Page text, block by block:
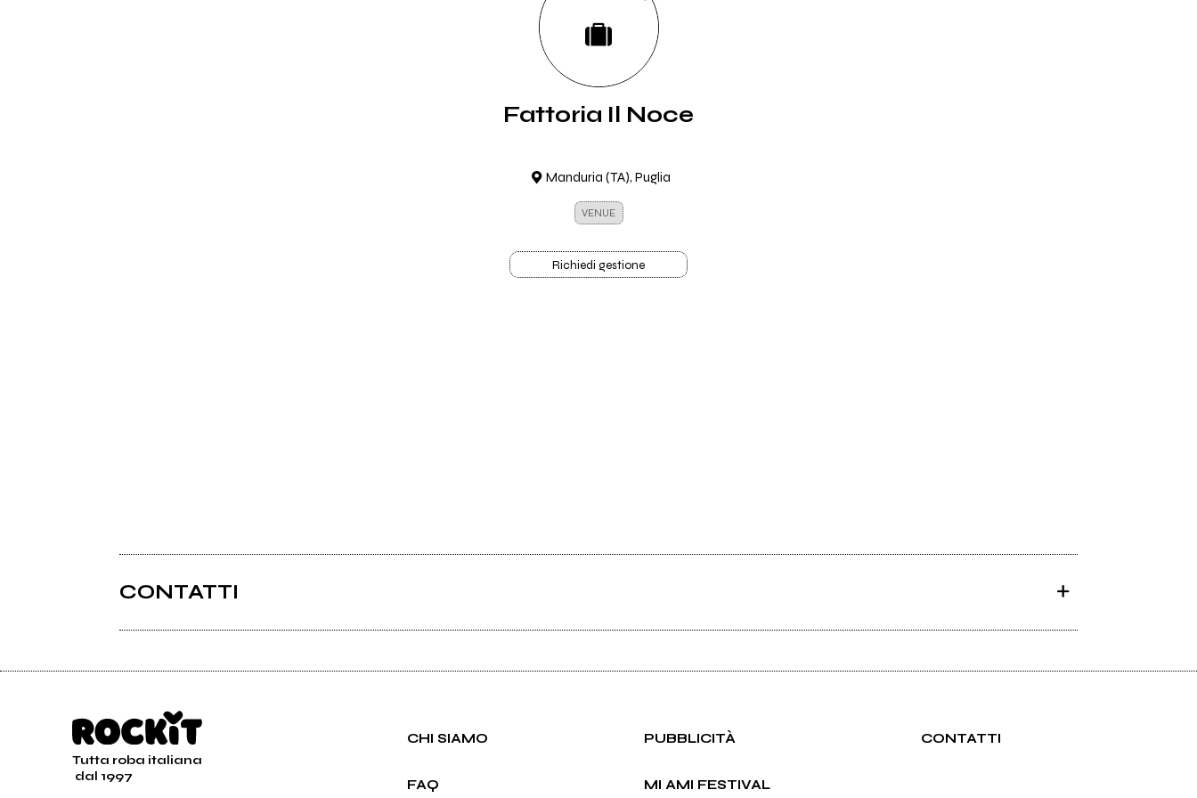
Fattoria Il Noce
Manduria (TA), Puglia
VENUE
Richiedi gestione
CONTATTI
Tutta roba italiana
dal 1997
CHI SIAMO PUBBLICITÀ CONTATTI
FAQ MI AMI FESTIVAL